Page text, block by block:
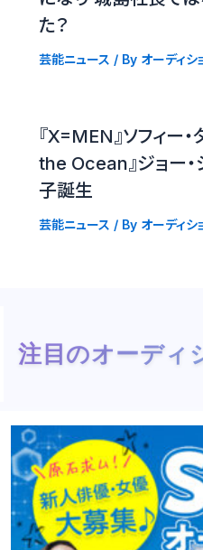
た？
芸能ニュース / By オーディシ
『X=MEN』ソフィー
the Ocean』ジョー
子誕生
芸能ニュース / By オーディシ
注目のオーディ